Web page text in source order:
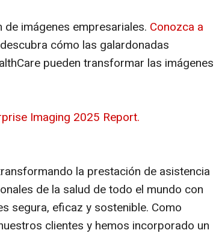
imágenes empresariales. Conozca a
cómo las galardonadas
pueden transformar las imágenes
Imaging 2025 Report.
la prestación de asistencia
de la salud de todo el mundo con
segura, eficaz y sostenible. Como
clientes y hemos incorporado un